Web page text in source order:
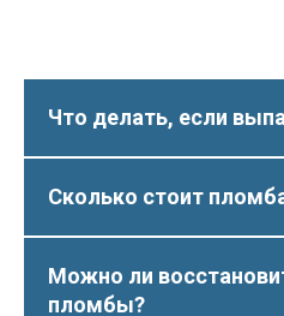
Что делать, если
Сколько стоит
Можно ли
пломбы?